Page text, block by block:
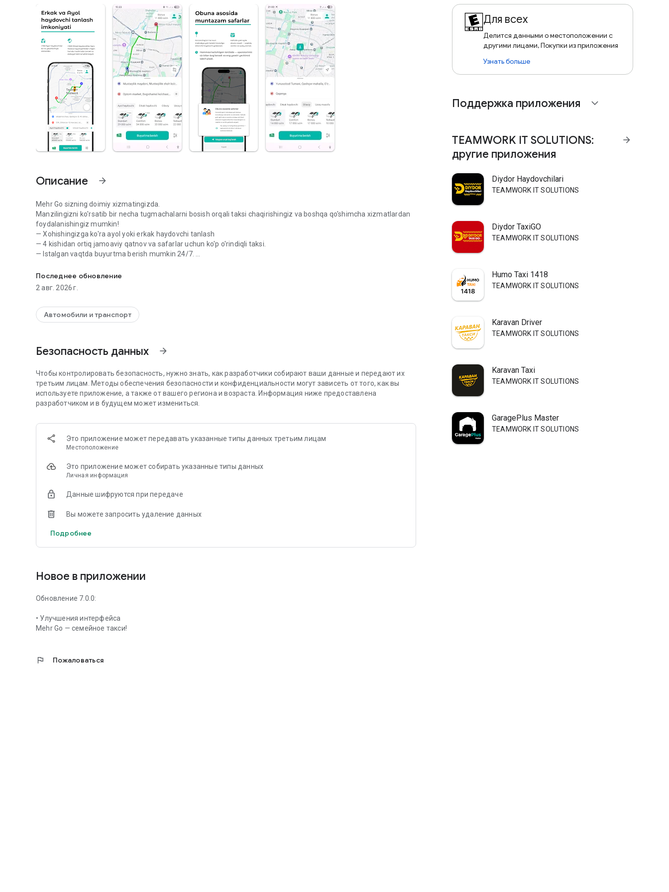
Описание arrow_forward
Mehr Go sizning doimiy xizmatingizda.
Manzilingizni ko'rsatib bir necha tugmachalarni bosish orqali taksi chaqirishingiz va boshqa qo'shimcha xizmatlardan
foydalanishingiz mumkin!
— Xohishingizga ko'ra ayol yoki erkak haydovchi tanlash
— 4 kishidan ortiq jamoaviy qatnov va safarlar uchun ko'p o'rindiqli taksi.
— Istalgan vaqtda buyurtma berish mumkin 24/7.
— Xavfsiz va sifatli xizmat.
Последнее обновление
2 авг. 2026 г.
Автомобили и транспорт
Безопасность данных arrow_forward
Чтобы контролировать безопасность, нужно знать, как разработчики собирают ваши данные и передают их
третьим лицам. Методы обеспечения безопасности и конфиденциальности могут зависеть от того, как вы
используете приложение, а также от вашего региона и возраста. Информация ниже предоставлена
разработчиком и в будущем может измениться.
Это приложение может передавать указанные типы данных третьим лицам
Местоположение
Это приложение может собирать указанные типы данных
Личная информация
Данные шифруются при передаче
Вы можете запросить удаление данных
Подробнее
Новое в приложении
Обновление 7.0.0:
• Улучшения интерфейса
Mehr Go — семейное такси!
flag Пожаловаться
Для всех
Делится данными о местоположении с
другими лицами, Покупки из приложения
Узнать больше
Поддержка приложения expand_more
TEAMWORK IT SOLUTIONS:
другие приложения
arrow_forward
Diydor Haydovchilari
TEAMWORK IT SOLUTIONS
Diydor TaxiGO
TEAMWORK IT SOLUTIONS
Humo Taxi 1418
TEAMWORK IT SOLUTIONS
Karavan Driver
TEAMWORK IT SOLUTIONS
Karavan Taxi
TEAMWORK IT SOLUTIONS
GaragePlus Master
TEAMWORK IT SOLUTIONS